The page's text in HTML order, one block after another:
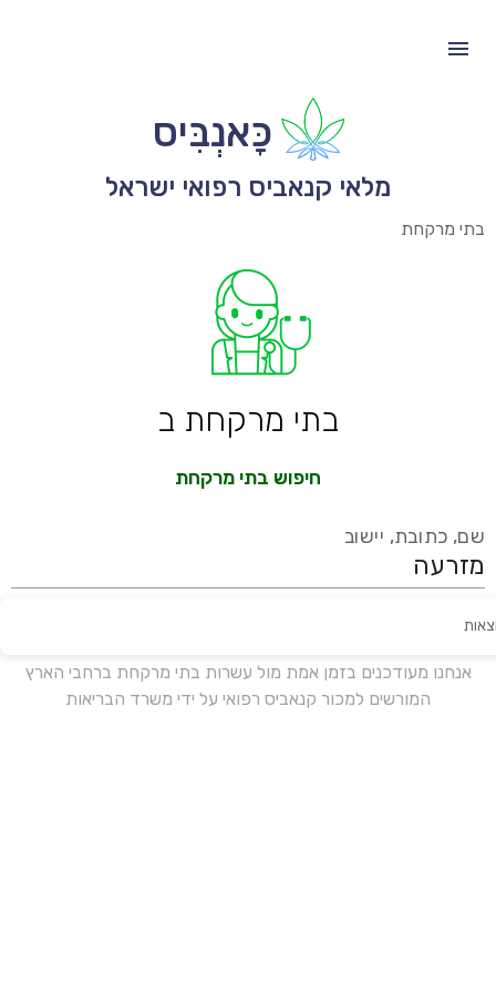
כָּאנְבִּיס
מלאי קנאביס רפואי ישראל
בתי מרקחת
בתי מרקחת ב
חיפוש בתי מרקחת
שם, כתובת, יישוב
אנחנו מעודכנים בזמן אמת מול עשרות בתי מרקחת ברחבי הארץ
המורשים למכור קנאביס רפואי על ידי משרד הבריאות